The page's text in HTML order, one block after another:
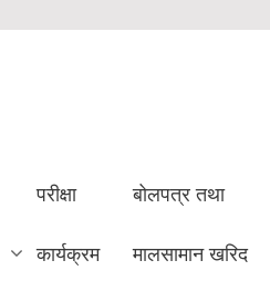
परीक्षा
कार्यक्रम
बोलपत्र तथा
मालसामान खरिद